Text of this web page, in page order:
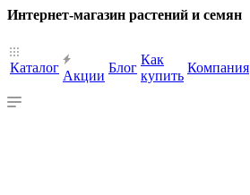
Интернет-магазин растений и семян
Каталог
Акции
Блог
Как
купить
Компания